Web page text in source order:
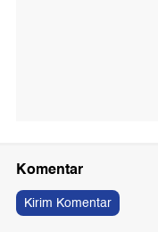
Komentar
Kirim Komentar